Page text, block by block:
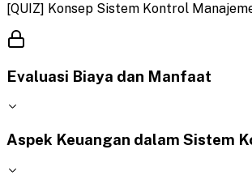
[QUIZ] Konsep Sistem Kontrol
Evaluasi Biaya dan Manfaat
Aspek Keuangan dalam Sistem